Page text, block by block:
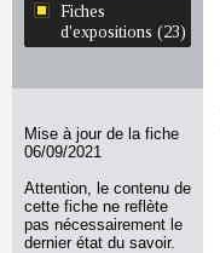
Fiches
d'expositions (23)
Mise à jour de la fiche
06/09/2021
Attention, le contenu de
cette fiche ne reflète
pas nécessairement le
dernier état du savoir.